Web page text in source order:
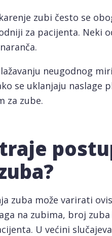
zubi često se
za pacijenta. Neki
neugodnog
se uklanjaju naslage
za zube.
zuba može varirati
na zubima, broj
U većini